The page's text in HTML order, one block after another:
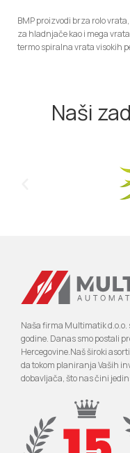
BMP proizvodi brza rolo
za hladnjače kao i mega
termo spiralna vrata visokih
Naši
Naša firma Multimatik d.o.o.
godine. Danas smo postali
Hercegovine.Naš široki
da tokom planiranja Vaših
dobavljača, što nas čini